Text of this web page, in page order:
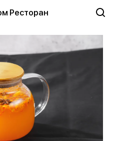
Ресторан